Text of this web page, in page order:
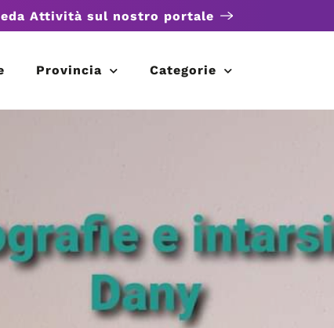
Attività sul nostro portale
Provincia Categorie